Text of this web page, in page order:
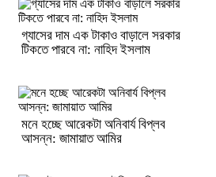
গ্যাসের দাম এক টাকাও বাড়ালে সরকার
টিকতে পারবে না: নাহিদ ইসলাম
মনে হচ্ছে আরেকটা অনিবার্য বিপ্লব
আসন্ন: জামায়াত আমির